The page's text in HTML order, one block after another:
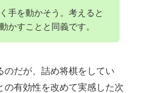
手を動かそう。考えると
かすことと同義です。
のだが、詰め将棋をしてい
の有効性を改めて実感した次